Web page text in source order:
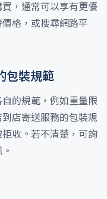
，通常可以享有更優
格，或搜尋網路平
包裝規範
的規範，例如重量限
店寄送服務的包裝規
收。若不清楚，可詢